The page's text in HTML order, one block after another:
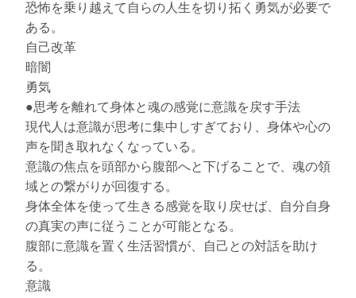
恐怖を乗り越えて自らの人生を切り拓く勇気が必要で
ある。
自己改革
暗闇
勇気
●思考を離れて身体と魂の感覚に意識を戻す手法
現代人は意識が思考に集中しすぎており、身体や心の
声を聞き取れなくなっている。
意識の焦点を頭部から腹部へと下げることで、魂の領
域との繋がりが回復する。
身体全体を使って生きる感覚を取り戻せば、自分自身
の真実の声に従うことが可能となる。
腹部に意識を置く生活習慣が、自己との対話を助け
る。
意識